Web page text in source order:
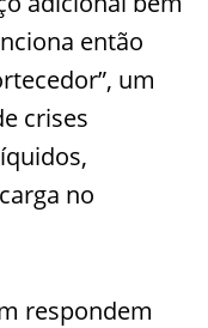
então
um
crises
no
respondem